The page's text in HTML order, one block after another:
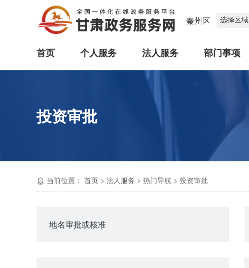
秦州区 选择区域
首页 个人服务 法人服务 部门事项
投资审批
当前位置： 首页 > 法人服务 > 热门导航 > 投资审批
地名审批或核准